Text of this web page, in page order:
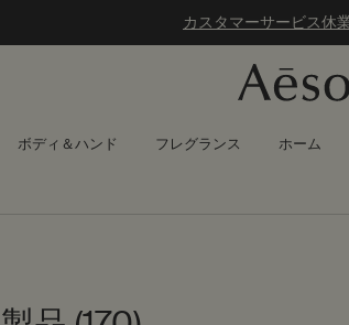
カスタマーサービス休
ボディ＆ハンド フレグランス ホーム